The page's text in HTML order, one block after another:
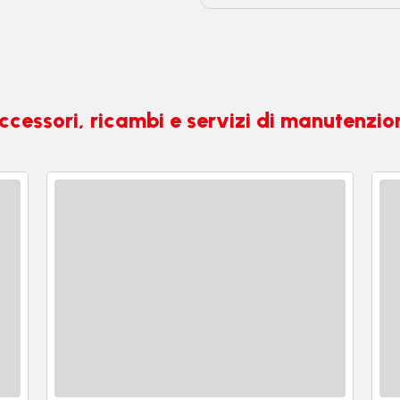
ricambi e servizi di